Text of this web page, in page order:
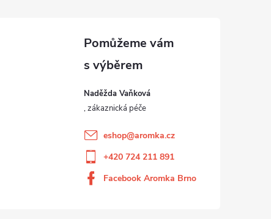
Naděžda Vaňková
eshop@aromka.cz
+420 724 211 891
Facebook Aromka Brno